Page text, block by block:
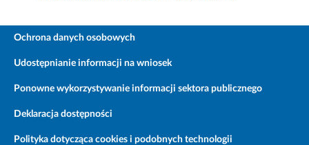
Ochrona danych osobowych
Udostępnianie informacji na wniosek
Ponowne wykorzystywanie informacji sektora publicznego
Deklaracja dostępności
Polityka dotycząca cookies i podobnych technologii